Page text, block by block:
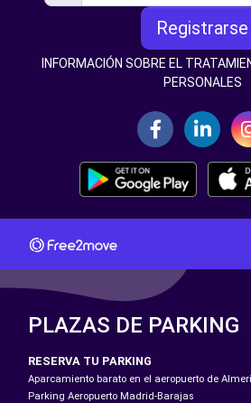
Registrarse
INFORMACIÓN SOBRE EL
PERSONALES
PLAZAS DE PARKING
RESERVA TU PARKING
Aparcamiento barato en el aeropuerto de
Parking Aeropuerto Madrid-Barajas